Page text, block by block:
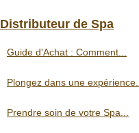
Distributeur de Spa
Guide d'Achat : Comment...
Plongez dans une expérience...
Prendre soin de votre Spa...